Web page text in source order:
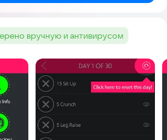
вручную и антивирусом